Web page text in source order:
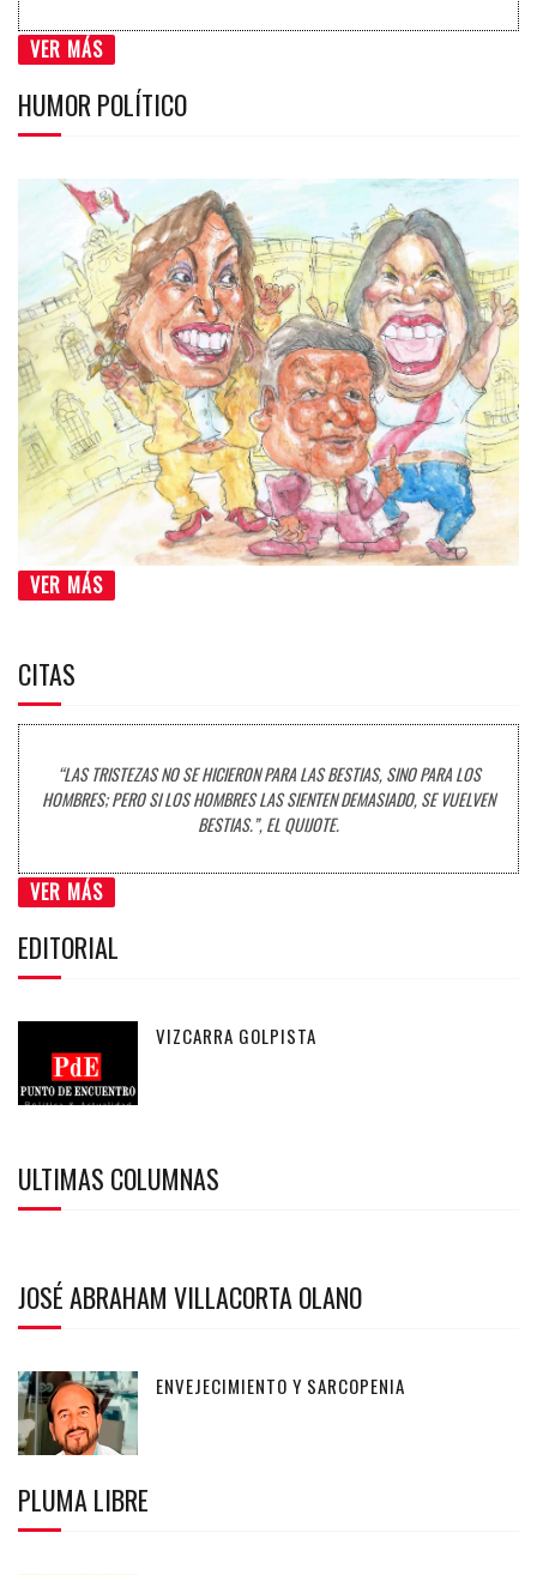
VER MÁS
HUMOR POLÍTICO
VER MÁS
CITAS
“LAS TRISTEZAS NO SE HICIERON PARA LAS BESTIAS, SINO PARA LOS
HOMBRES; PERO SI LOS HOMBRES LAS SIENTEN DEMASIADO, SE VUELVEN
BESTIAS.”, EL QUIJOTE.
VER MÁS
EDITORIAL
VIZCARRA GOLPISTA
ULTIMAS COLUMNAS
JOSÉ ABRAHAM VILLACORTA OLANO
ENVEJECIMIENTO Y SARCOPENIA
PLUMA LIBRE